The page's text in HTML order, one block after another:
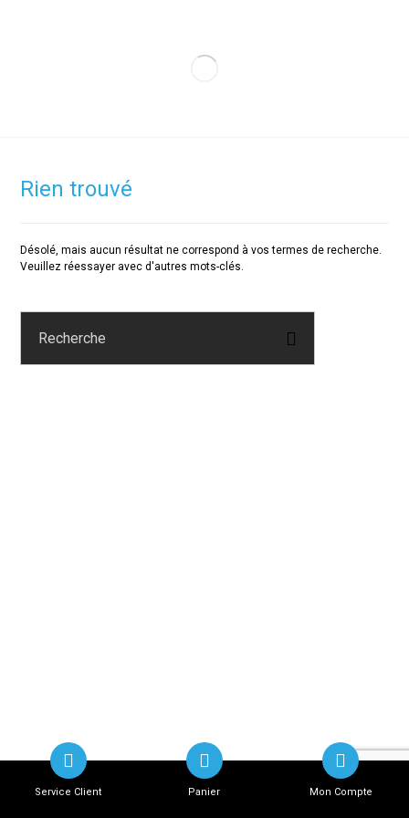
Rien trouvé
Désolé, mais aucun résultat ne correspond à vos termes de recherche.
Veuillez réessayer avec d'autres mots-clés.
Service Client Panier Mon Compte